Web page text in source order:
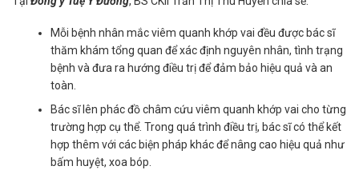
Mỗi bệnh nhân mắc viêm quanh khớp vai đều được bác sĩ
thăm khám tổng quan để xác định nguyên nhân, tình trạng
bệnh và đưa ra hướng điều trị để đảm bảo hiệu quả và an
toàn.
Bác sĩ lên phác đồ châm cứu viêm quanh khớp vai cho từng
trường hợp cụ thể. Trong quá trình điều trị, bác sĩ có thể kết
hợp thêm với các biện pháp khác để nâng cao hiệu quả như
bấm huyệt, xoa bóp.